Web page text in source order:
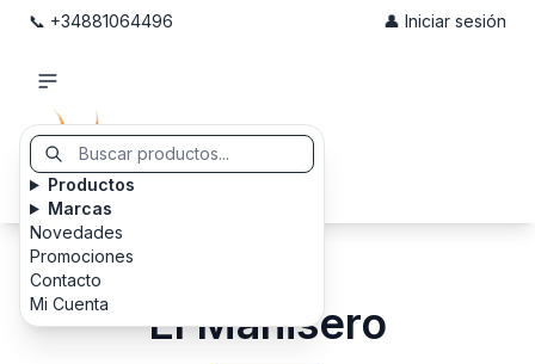
📞 +34881064496 👤 Iniciar sesión
Productos
Marcas
Novedades
Promociones
Contacto
Mi Cuenta
El Manisero